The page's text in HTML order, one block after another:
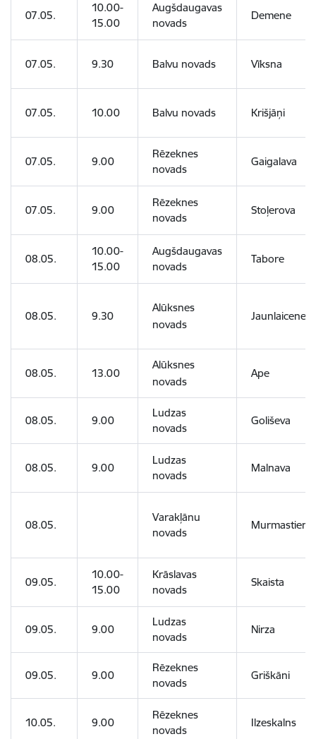
07.05.
10.00-
15.00
Augšdaugavas
novads
Demene
07.05. 9.30 Balvu novads Vīksna
07.05. 10.00 Balvu novads Krišjāņi
07.05. 9.00
Rēzeknes
novads
Gaigalava
07.05. 9.00
Rēzeknes
novads
Stoļerova
08.05.
10.00-
15.00
Augšdaugavas
novads
Tabore
08.05. 9.30
Alūksnes
novads
Jaunlaicene
08.05. 13.00
Alūksnes
novads
Ape
08.05. 9.00
Ludzas
novads
Goliševa
08.05. 9.00
Ludzas
novads
Malnava
08.05.
Varakļānu
novads
Murmastiene
09.05.
10.00-
15.00
Krāslavas
novads
Skaista
09.05. 9.00
Ludzas
novads
Nirza
09.05. 9.00
Rēzeknes
novads
Griškāni
10.05. 9.00
Rēzeknes
novads
Ilzeskalns